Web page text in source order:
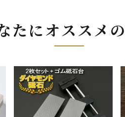
たにオススメ